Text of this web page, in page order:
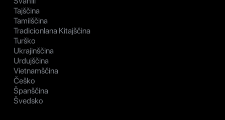
Tajščina
Tamilščina
Tradicionlana Kitajščina
Turško
Ukrajinščina
Urdujščina
Vietnamščina
Češko
Španščina
Švedsko